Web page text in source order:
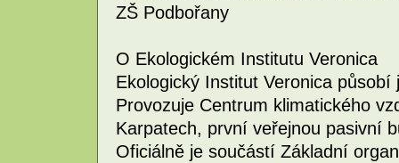
ZŠ Podbořany
O Ekologickém Institutu Veronica
Ekologický Institut Veronica
Provozuje Centrum klimatického
Karpatech, první veřejnou pasivní
Oficiálně je součástí Základní